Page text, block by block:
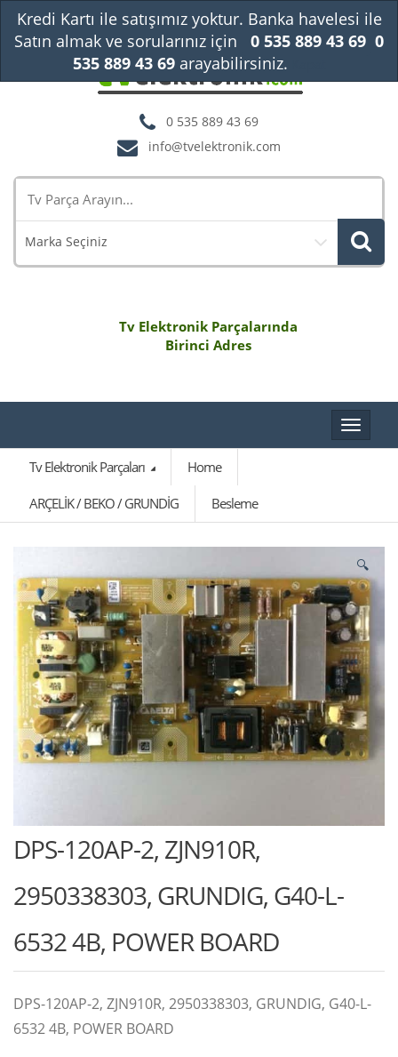
0 535 889 43 69
info@tvelektronik.com
Marka Seçiniz
Tv Elektronik Parçalarında
Birinci Adres
Toggle
Tv Elektronik Parçaları
Home
ARÇELİK / BEKO / GRUNDİG Besleme
🔍
DPS-120AP-2, ZJN910R,
2950338303, GRUNDIG, G40-L-
6532 4B, POWER BOARD
DPS-120AP-2, ZJN910R, 2950338303, GRUNDIG, G40-L-
6532 4B, POWER BOARD
Kredi Kartı ile satışımız yoktur. Banka havelesi ile
Satın almak ve sorularınız için
0 535 889 43 69 0
535 889 43 69arayabilirsiniz.